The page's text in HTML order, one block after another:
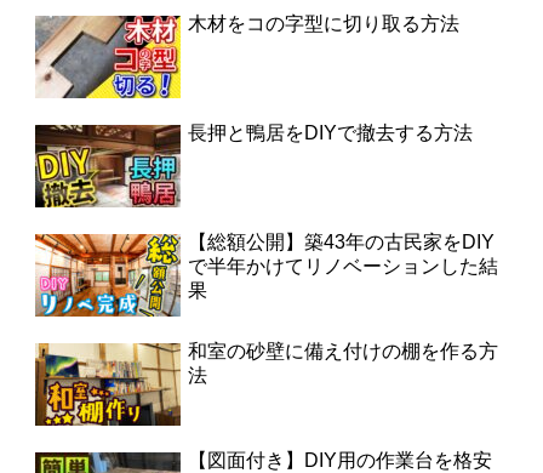
木材をコの字型に切り取る方法
長押と鴨居をDIYで撤去する方法
【総額公開】築43年の古民家をDIY
で半年かけてリノベーションした結
果
和室の砂壁に備え付けの棚を作る方
法
【図面付き】DIY用の作業台を格安